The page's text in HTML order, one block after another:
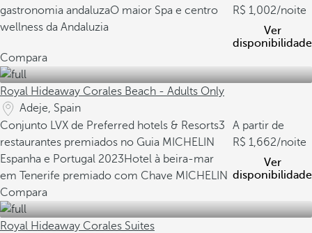
gastronomia andaluzaO maior Spa e centro
wellness da Andaluzia
1,002/noite
Ver
disponibilidade
Compara
Royal Hideaway Corales Beach - Adults Only
Adeje, Spain
Conjunto LVX de Preferred hotels & Resorts3
restaurantes premiados no Guia MICHELIN
Espanha e Portugal 2023Hotel à beira-mar
em Tenerife premiado com Chave MICHELIN
A partir de
1,662/noite
Ver
disponibilidade
Compara
Royal Hideaway Corales Suites